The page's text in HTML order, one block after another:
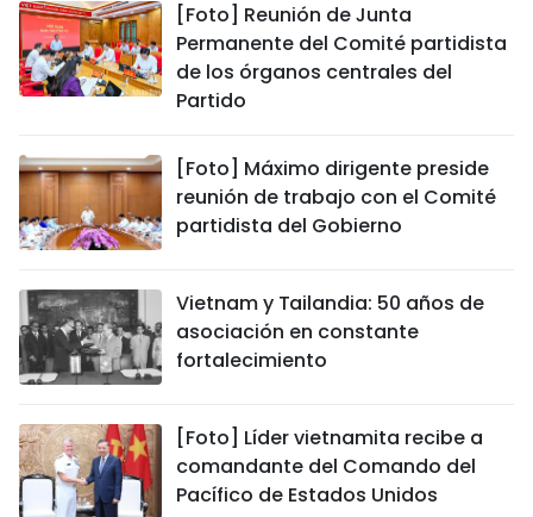
[Foto] Reunión de Junta
Permanente del Comité partidista
de los órganos centrales del
Partido
[Foto] Máximo dirigente preside
reunión de trabajo con el Comité
partidista del Gobierno
Vietnam y Tailandia: 50 años de
asociación en constante
fortalecimiento
[Foto] Líder vietnamita recibe a
comandante del Comando del
Pacífico de Estados Unidos